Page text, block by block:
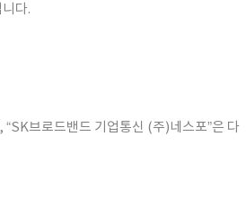
다.
브로드밴드 기업통신 (주)네스포”은 다